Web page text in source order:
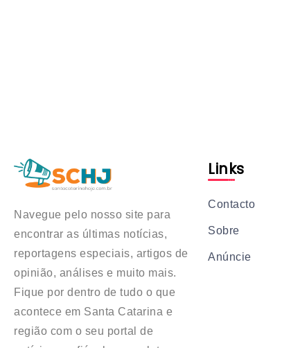
Navegue pelo nosso site para
encontrar as últimas notícias,
reportagens especiais, artigos de
opinião, análises e muito mais.
Fique por dentro de tudo o que
acontece em Santa Catarina e
região com o seu portal de
Links
Contacto
Sobre
Anúncie